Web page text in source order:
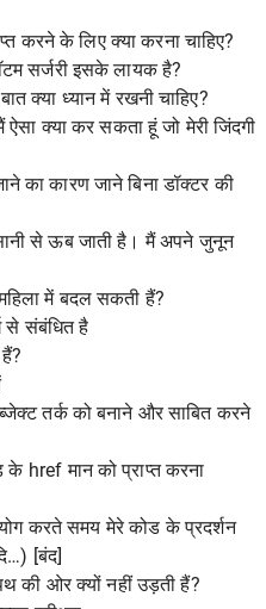
करने के लिए क्या करना चाहिए?
सर्जरी इसके लायक है?
क्या ध्यान में रखनी चाहिए?
क्या कर सकता हूं जो मेरी जिंदगी
का कारण जाने बिना डॉक्टर की
से ऊब जाती है। मैं अपने जुनून
में बदल सकती हैं?
से संबंधित है
तर्क को बनाने और साबित करने
href मान को प्राप्त करना
करते समय मेरे कोड के प्रदर्शन
[बंद]
की ओर क्यों नहीं उड़ती हैं?